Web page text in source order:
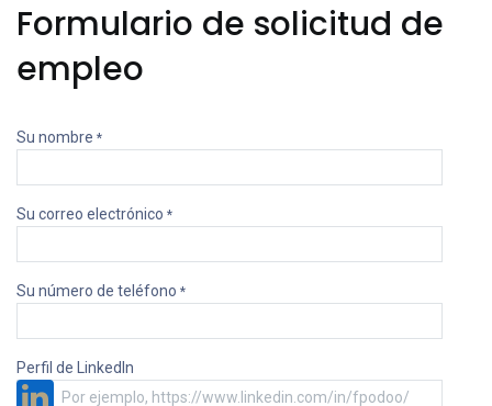
Formulario de solicitud de
empleo
Su nombre *
Su correo electrónico *
Su número de teléfono *
Perfil de LinkedIn